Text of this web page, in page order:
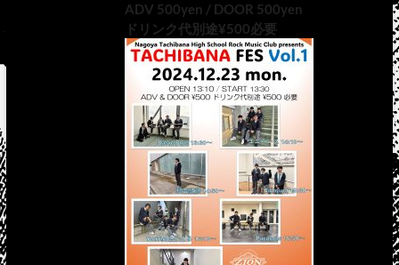
ADV 500yen / DOOR 500yen
ドリンク代別途¥500必要